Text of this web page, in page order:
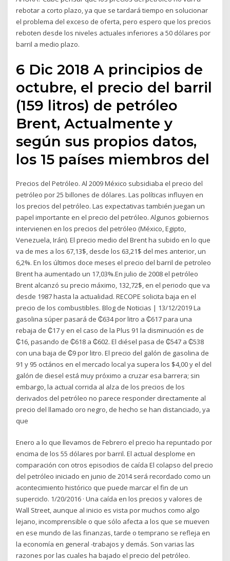
rebotar a corto plazo, ya que se tardará tiempo en solucionar
el problema del exceso de oferta, pero espero que los precios
reboten desde los niveles actuales inferiores a 50 dólares por
barril a medio plazo.
6 Dic 2018 A principios de
octubre, el precio del barril
(159 litros) de petróleo
Brent, Actualmente y
según sus propios datos,
los 15 países miembros del
Precios del Petróleo. Al 2009 México subsidiaba el precio del
petróleo por 25 billones de dólares. Las políticas influyen en
los precios del petróleo. Las expectativas también juegan un
papel importante en el precio del petróleo. Algunos gobiernos
intervienen en los precios del petróleo (México, Egipto,
Venezuela, Irán). El precio medio del Brent ha subido en lo que
va de mes a los 67,13$, desde los 63,21$ del mes anterior, un
6,2%. En los últimos doce meses el precio del barril de petroleo
Brent ha aumentado un 17,03%.En julio de 2008 el petróleo
Brent alcanzó su precio máximo, 132,72$, en el periodo que va
desde 1987 hasta la actualidad. RECOPE solicita baja en el
precio de los combustibles. Blog de Noticias | 13/12/2019 La
gasolina súper pasará de ₡634 por litro a ₡617 para una
rebaja de ₡17 y en el caso de la Plus 91 la disminución es de
₡16, pasando de ₡618 a ₡602. El diésel pasa de ₡547 a ₡538
con una baja de ₡9 por litro. El precio del galón de gasolina de
91 y 95 octános en el mercado local ya supera los $4,00 y el del
galón de diesel está muy próximo a cruzar esa barrera; sin
embargo, la actual corrida al alza de los precios de los
derivados del petróleo no parece responder directamente al
precio del llamado oro negro, de hecho se han distanciado, ya
que
Enero a lo que llevamos de Febrero el precio ha repuntado por
encima de los 55 dólares por barril. El actual desplome en
comparación con otros episodios de caída El colapso del precio
del petróleo iniciado en junio de 2014 será recordado como un
acontecimiento histórico que puede marcar el fin de un
superciclo. 1/20/2016 · Una caída en los precios y valores de
Wall Street, aunque al inicio es vista por muchos como algo
lejano, incomprensible o que sólo afecta a los que se mueven
en ese mundo de las finanzas, tarde o temprano se refleja en
la economía en general -trabajos y demás. Son varias las
razones por las cuales ha bajado el precio del petróleo.